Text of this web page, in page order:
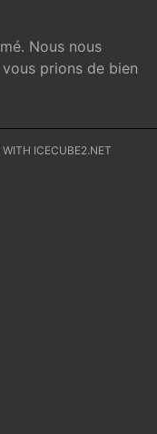
Nous nous
prions de bien
WITH ICECUBE2.NET